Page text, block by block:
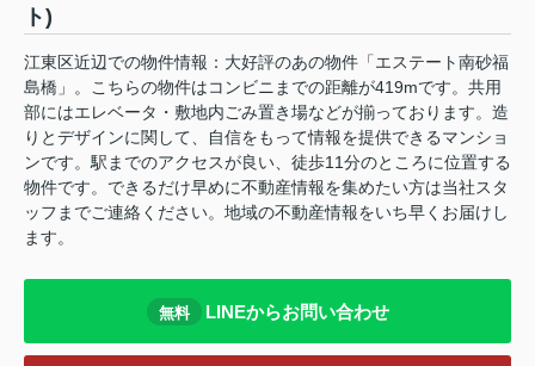
ト)
江東区近辺での物件情報：大好評のあの物件「エステート南砂福
島橋」。こちらの物件はコンビニまでの距離が419mです。共用
部にはエレベータ・敷地内ごみ置き場などが揃っております。造
りとデザインに関して、自信をもって情報を提供できるマンショ
ンです。駅までのアクセスが良い、徒歩11分のところに位置する
物件です。できるだけ早めに不動産情報を集めたい方は当社スタ
ッフまでご連絡ください。地域の不動産情報をいち早くお届けし
ます。
無料 LINEからお問い合わせ